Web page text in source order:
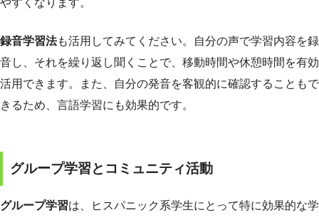
やすくなります。
録音学習法も活用してみてください。自分の声で学習内容を録
音し、それを繰り返し聞くことで、移動時間や休憩時間を有効
活用できます。また、自分の発音を客観的に確認することもで
きるため、言語学習にも効果的です。
グループ学習とコミュニティ活動
グループ学習は、ヒスパニック系学生にとって特に効果的な学